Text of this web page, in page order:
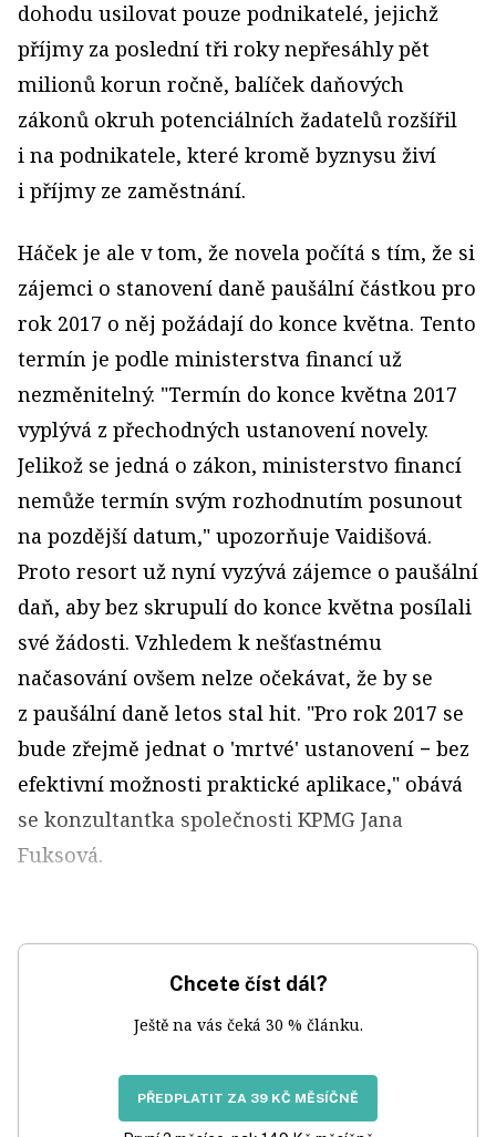
dohodu usilovat pouze podnikatelé, jejichž
příjmy za poslední tři roky nepřesáhly pět
milionů korun ročně, balíček daňových
zákonů okruh potenciál­ních žadatelů rozšířil
i na podnikatele, které kromě byznysu živí
i příjmy ze zaměstnání.
Háček je ale v tom, že novela počítá s tím, že si
zájemci o stanovení daně paušální částkou pro
rok 2017 o něj požádají do konce května. Tento
termín je podle ministerstva financí už
nezměnitelný. "Termín do konce května 2017
vyplývá z přechodných ustanovení novely.
Jelikož se jedná o zákon, ministerstvo financí
nemůže termín svým rozhodnutím posunout
na pozdější datum," upozorňuje Vaidišová.
Proto resort už nyní vyzývá zájemce o paušální
daň, aby bez skrupulí do konce května posílali
své žádosti. Vzhledem k nešťastnému
načasování ovšem nelze očekávat, že by se
z paušální daně letos stal hit. "Pro rok 2017 se
bude zřejmě jednat o 'mrtvé' ustanovení − bez
efektivní možnosti praktické aplikace," obává
se konzultantka společnosti KPMG Jana
Fuksová.
Chcete číst dál?
Ještě na vás čeká 30 % článku.
PŘEDPLATIT ZA 39 KČ MĚSÍČNĚ